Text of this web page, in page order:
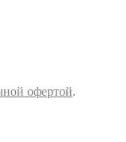
офертой.